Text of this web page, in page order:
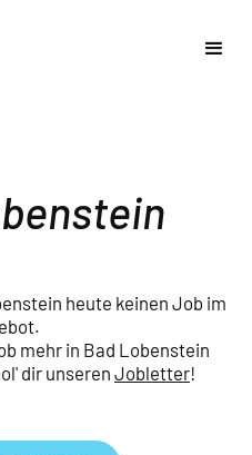
heute keinen Job im
mehr in Bad Lobenstein
dir unseren Jobletter!